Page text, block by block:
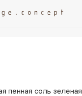
пенная соль зеленая